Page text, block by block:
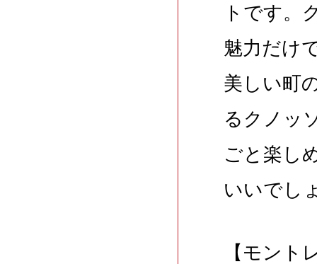
トです。
魅力だけ
美しい町
るクノッ
ごと楽し
いいでし
【モント